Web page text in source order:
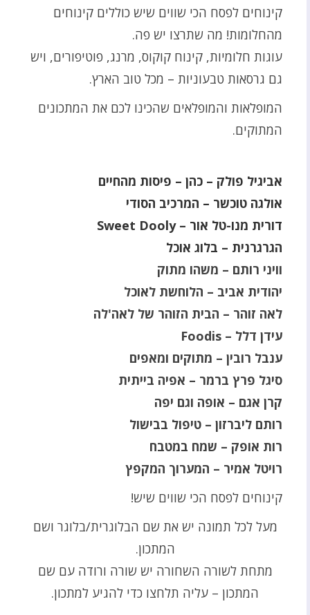
קינוחים לפסח הכי שווים שיש כוללים קינוחים
מהחלומות! מה שתרצו יש פה.
עוגות חלומיות, קינוח קוקוס, מרנג, פוטיפורים, ויש
גם גרסאות טבעוניות – מכל טוב הארץ.
המופלאות והמופלאים שהכינו לכם את המתכונים
המתוקים.
אביגיל פולק – כהן – פיסות מהחיים
אולגה טוכשר – המרכיב הסודי
דורית מנו-טל אור – Sweet Dooly
הגרגרנית – בלוג אוכל
וויני רותם – משהו מתוק
יהודית אביב – הלוחשת לאוכל
לאה זוהר – הבית הזוהר של לאה'לה
עידן דלל – Foodis
ענבל רובין – מתוקים ומאפים
סיגל פרץ ברמר – אפיה בייתית
קרן אגם – אופה וגם יפה
רותם ליברזון – טיפול בבישול
רות אופק – שמח במטבח
רויטל אמיר – המערוך המקפץ
קינוחים לפסח הכי שווים שיש!
מעל לכל תמונה יש את שם הבלוגרית/בלוגר ושם
המתכון.
מתחת לשורה השחורה יש שורה ורודה עם שם
המתכון – עליה תלחצו כדי להגיע למתכון.